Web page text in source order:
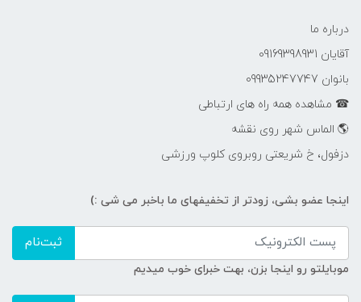
درباره ما
آقایان 09169398931
بانوان 09935247747
☎ مشاهده همه راه های ارتباطی
🌎 الماس شهر روی نقشه
دزفول، خ شریعتی روبروی کلوپ ورزشی
اینجا عضو بشی، زودتر از تخفیفهای ما باخبر می شی :)
ثبت‌نام
موبایلتو رو اینجا بزن، بهت خبرای خوب میدیم